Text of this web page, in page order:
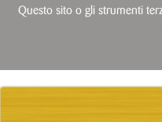
Questo sito o gli strumenti